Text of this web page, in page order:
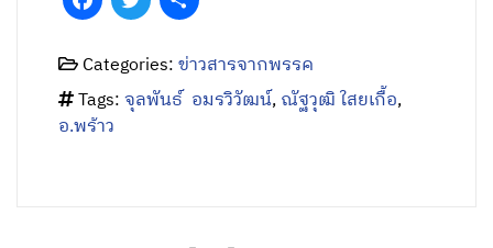
Categories:ข่าวสารจากพรรค
Tags:จุลพันธ์ อมรวิวัฒน์,ณัฐวุฒิ ใสยเกื้อ,
อ.พร้าว